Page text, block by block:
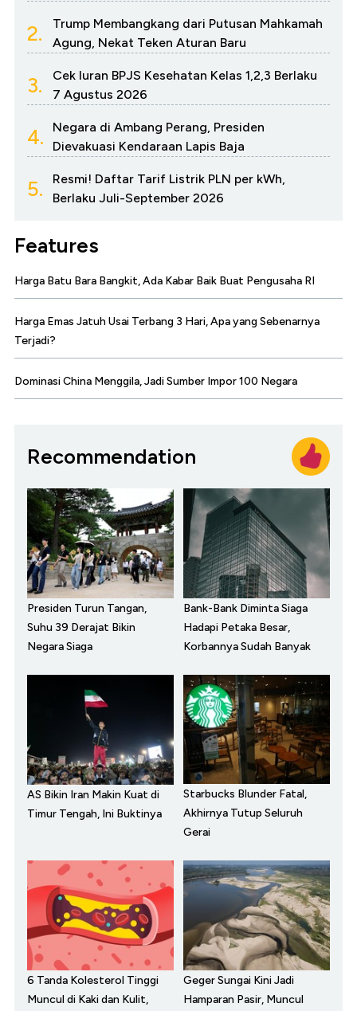
2.
Trump Membangkang dari Putusan Mahkamah
Agung, Nekat Teken Aturan Baru
3.
Cek Iuran BPJS Kesehatan Kelas 1,2,3 Berlaku
7 Agustus 2026
4.
Negara di Ambang Perang, Presiden
Dievakuasi Kendaraan Lapis Baja
5.
Resmi! Daftar Tarif Listrik PLN per kWh,
Berlaku Juli-September 2026
Features
Harga Batu Bara Bangkit, Ada Kabar Baik Buat Pengusaha RI
Harga Emas Jatuh Usai Terbang 3 Hari, Apa yang Sebenarnya
Terjadi?
Dominasi China Menggila, Jadi Sumber Impor 100 Negara
Recommendation
Presiden Turun Tangan,
Suhu 39 Derajat Bikin
Negara Siaga
Bank-Bank Diminta Siaga
Hadapi Petaka Besar,
Korbannya Sudah Banyak
AS Bikin Iran Makin Kuat di
Timur Tengah, Ini Buktinya
Starbucks Blunder Fatal,
Akhirnya Tutup Seluruh
Gerai
6 Tanda Kolesterol Tinggi
Muncul di Kaki dan Kulit,
Geger Sungai Kini Jadi
Hamparan Pasir, Muncul